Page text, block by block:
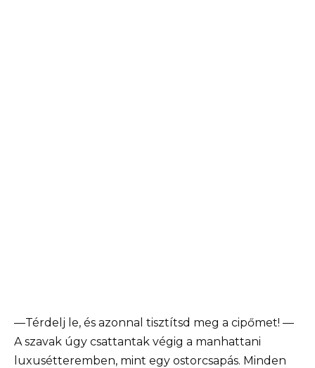
—Térdelj le, és azonnal tisztítsd meg a cipőmet! —
A szavak úgy csattantak végig a manhattani
luxusétteremben, mint egy ostorcsapás. Minden